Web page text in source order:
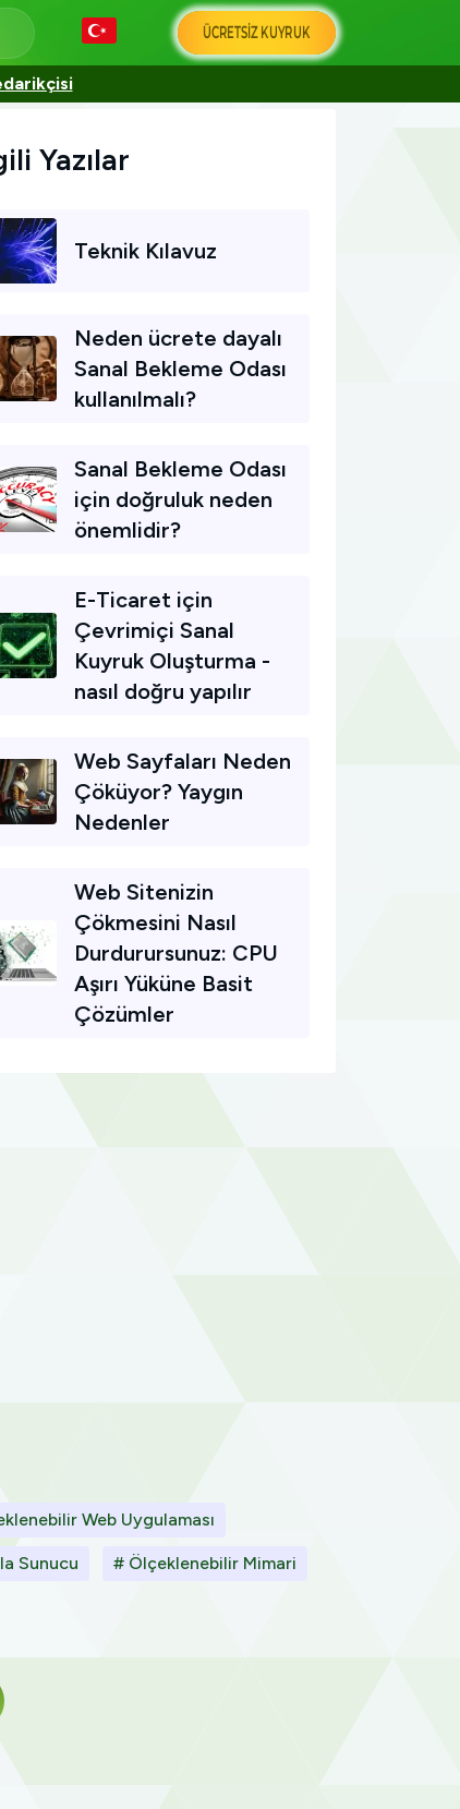
ÜCRETSIZ KUYRUK
Yazılar
Teknik Kılavuz
Neden ücrete dayalı
Sanal Bekleme Odası
kullanılmalı?
Sanal Bekleme Odası
için doğruluk neden
önemlidir?
E-Ticaret için
Çevrimiçi Sanal
Kuyruk Oluşturma -
nasıl doğru yapılır
Web Sayfaları Neden
Çöküyor? Yaygın
Nedenler
Web Sitenizin
Çökmesini Nasıl
Durdurursunuz: CPU
Aşırı Yüküne Basit
Çözümler
Web Uygulaması
Sunucu
# Ölçeklenebilir Mimari